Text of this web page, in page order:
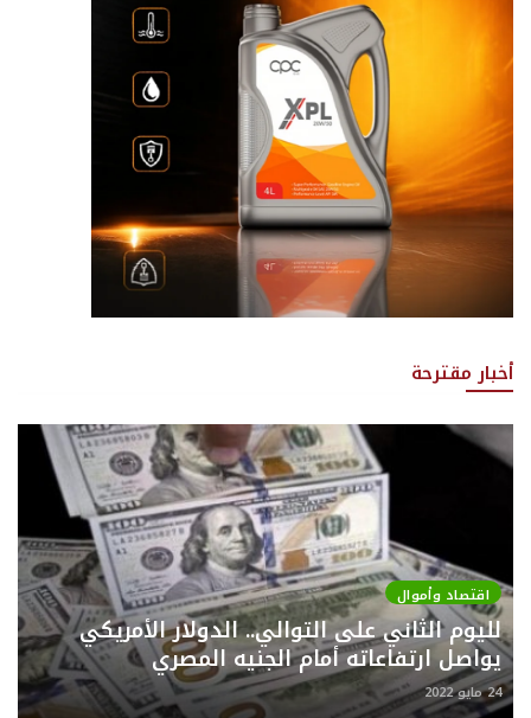
أخبار مقترحة
اقتصاد وأموال
لليوم الثاني على التوالي.. الدولار الأمريكي
يواصل ارتفاعاته أمام الجنيه المصري
24 مايو 2022